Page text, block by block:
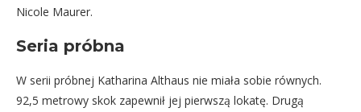
Nicole Maurer.
Seria próbna
W serii próbnej Katharina Althaus nie miała sobie równych.
92,5 metrowy skok zapewnił jej pierwszą lokatę. Drugą